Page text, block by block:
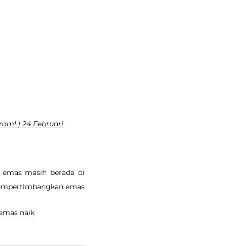
| 24 Februari
masih berada di
emas
naik